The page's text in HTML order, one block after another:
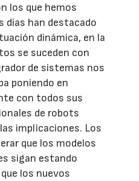
los que hemos
días han destacado
dinámica, en la
se suceden con
de sistemas nos
poniendo en
con todos sus
de robots
implicaciones. Los
que los modelos
sigan estando
los nuevos